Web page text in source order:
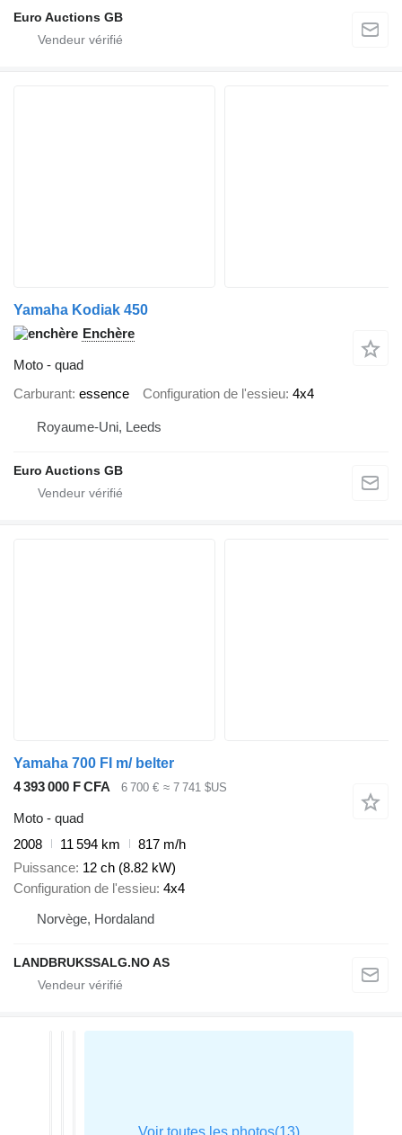
Euro Auctions GB
Yamaha Kodiak 450
Enchère
Moto - quad
Carburant essence Configuration de l'essieu 4x4
Royaume-Uni, Leeds
Euro Auctions GB
Yamaha 700 FI m/ belter
4 393 000 F CFA
6 700 € ≈ 7 741 $US
Moto - quad
2008
11 594 km
817 m/h
Puissance 12 ch (8.82 kW)
Configuration de l'essieu 4x4
Norvège, Hordaland
LANDBRUKSSALG.NO AS